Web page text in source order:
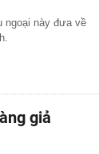
ngoại này đưa về
giả